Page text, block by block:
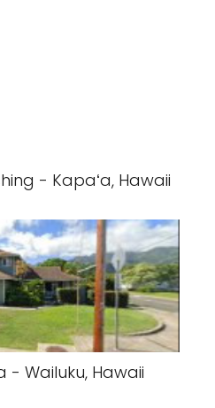
- Kapaʻa, Hawaii
- Wailuku, Hawaii